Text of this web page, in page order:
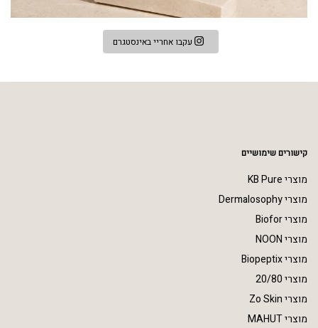
עקבו אחריי באינסטגרם
קישורים שימושיים
מוצרי KB Pure
מוצרי Dermalosophy
מוצרי Biofor
מוצרי NOON
מוצרי Biopeptix
מוצרי 20/80
מוצרי Zo Skin
מוצרי MAHUT